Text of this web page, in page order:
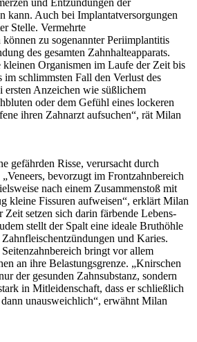
kann. Auch bei Implantatversorgungen
Stelle. Vermehrte
zu sogenannter Periimplantitis
des gesamten Zahnhalteapparats.
Organismen im Laufe der Zeit bis
schlimmsten Fall den Verlust des
ersten Anzeichen wie süßlichem
oder dem Gefühl eines lockeren
ihren Zahnarzt aufsuchen“, rät Milan
gefährden Risse, verursacht durch
bevorzugt im Frontzahnbereich
nach einem Zusammenstoß mit
kleine Fissuren aufweisen“, erklärt Milan
setzen sich darin färbende Lebens-
stellt der Spalt eine ideale Bruthöhle
und Karies.
bringt vor allem
an ihre Belastungsgrenze. „Knirschen
der gesunden Zahnsubstanz, sondern
in Mitleidenschaft, dass er schließlich
unausweichlich“, erwähnt Milan